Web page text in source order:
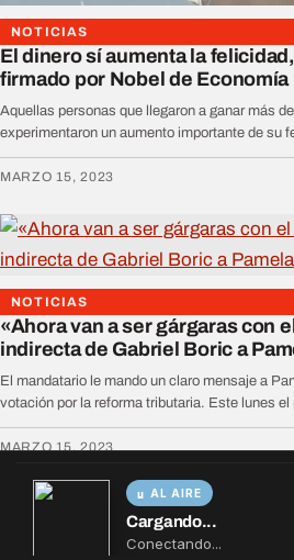
AL AIRE
Cargando...
Conectando...